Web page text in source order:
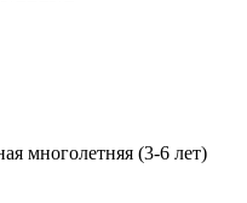
многолетняя (3-6 лет)